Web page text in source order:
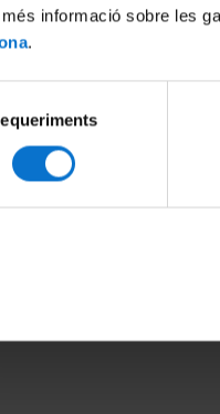
informació sobre les
.